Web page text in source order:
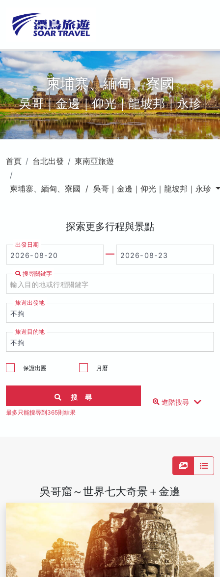
柬埔寨、緬甸、寮國
吳哥｜金邊｜仰光｜龍坡邦｜永珍
首頁 台北出發 東南亞旅遊
柬埔寨、緬甸、寮國 / 吳哥｜金邊｜仰光｜龍坡邦｜永珍
探索更多行程與景點
出發日期
搜尋關鍵字
旅遊出發地
旅遊目的地
保證出團 月曆
搜 尋
最多只能搜尋到365則結果
進階搜尋
吳哥窟～世界七大奇景＋金邊